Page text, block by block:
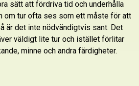
sätt att fördriva tid och underhålla
om tur ofta ses som ett måste för att
är det inte nödvändigtvis sant. Det
väldigt lite tur och istället förlitar
minne och andra färdigheter.